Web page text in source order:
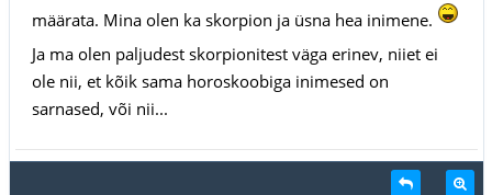
määrata. Mina olen ka skorpion ja üsna hea inimene.
Ja ma olen paljudest skorpionitest väga erinev, niiet ei
ole nii, et kõik sama horoskoobiga inimesed on
sarnased, või nii...